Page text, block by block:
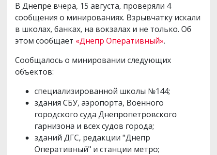
В Днепре вчера, 15 августа, проверяли 4
сообщения о минированиях. Взрывчатку искали
в школах, банках, на вокзалах и не только. Об
этом сообщает «Днепр Оперативный».
Сообщалось о минировании следующих
объектов:
специализированной школы №144;
здания СБУ, аэропорта, Военного
городского суда Днепропетровского
гарнизона и всех судов города;
зданий ДГС, редакции "Днепр
Оперативный" и станции метро;